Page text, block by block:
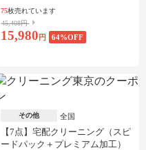
加工
75枚売れています
45,408円
15,980 円 64%OFF
その他 全国
【7点】宅配クリーニング（スピ
ードパック＋プレミアム加工）